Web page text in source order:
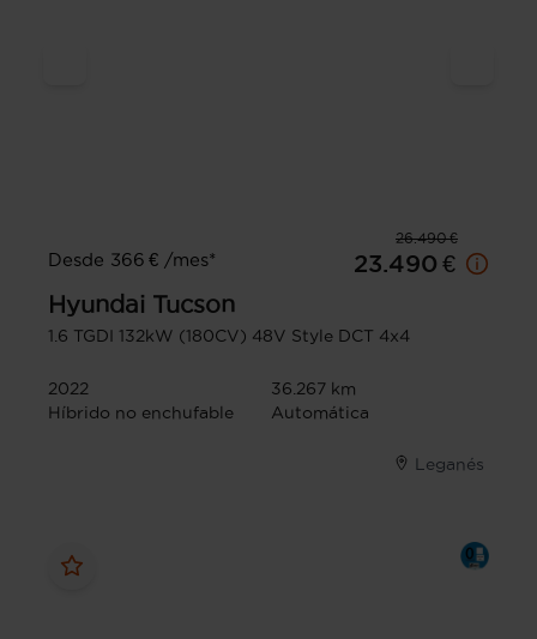
26.490 €
Desde 366 € /mes*
23.490 €
Hyundai Tucson
1.6 TGDI 132kW (180CV) 48V Style DCT 4x4
2022
36.267 km
Híbrido no enchufable
Automática
Leganés